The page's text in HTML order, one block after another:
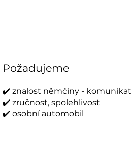
Požadujeme
✔️ znalost němčiny -
✔️ zručnost, spolehlivost
✔️ osobní automobil